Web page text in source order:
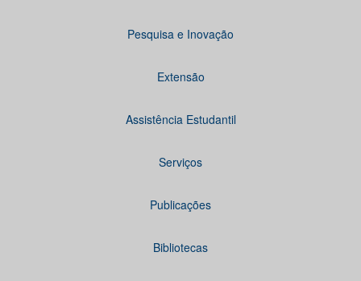
Pesquisa e Inovação
Extensão
Assistência Estudantil
Serviços
Publicações
Bibliotecas